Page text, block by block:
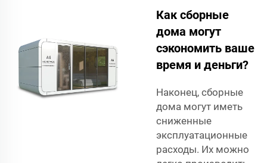
Как сборные
дома могут
сэкономить ваше
время и деньги?
Наконец, сборные
дома могут иметь
сниженные
эксплуатационные
расходы. Их можно